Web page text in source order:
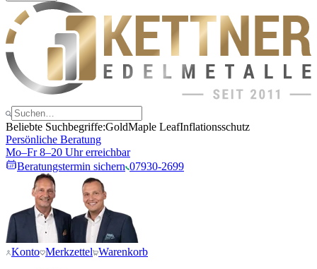
Beliebte Suchbegriffe:GoldMaple LeafInflationsschutz
Persönliche Beratung
Mo–Fr 8–20 Uhr erreichbar
Beratungstermin sichern 07930-2699
Konto Merkzettel Warenkorb